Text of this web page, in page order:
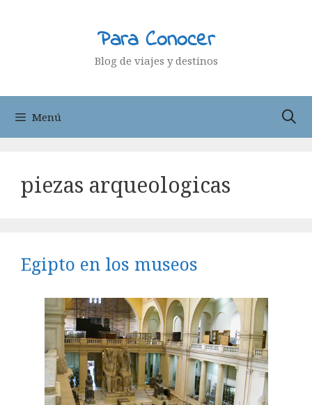
Para Conocer
Blog de viajes y destinos
Menú
piezas arqueologicas
Egipto en los museos